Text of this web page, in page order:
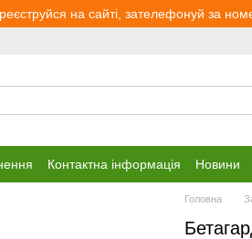
на сайті, зателефонуй за
Контактна інформація Новини
Головна